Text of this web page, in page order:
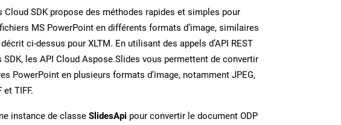
Cloud SDK propose des méthodes rapides et simples pour
MS PowerPoint en différents formats d’image, similaires
ci-dessus pour XLTM. En utilisant des appels d’API REST
SDK, les API Cloud Aspose.Slides vous permettent de convertir
PowerPoint en plusieurs formats d’image, notamment JPEG,
et TIFF.
instance de classe SlidesApi pour convertir le document ODP